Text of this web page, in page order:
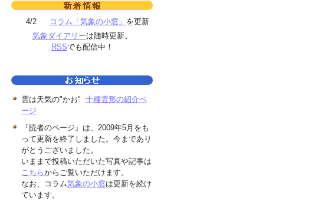
4/2 コラム「気象の小窓」 を更新
気象ダイアリーは随時更新。
RSSでも配信中！
雲は天気の"かお" 十種雲形の紹介ペ
ージ
『読者のページ』は、2009年5月をも
って更新を終了しました。今まであり
がとうございました。
いままで投稿いただいた写真や記事は
こちらからご覧いただけます。
なお、コラム気象の小窓は更新を続け
ています。